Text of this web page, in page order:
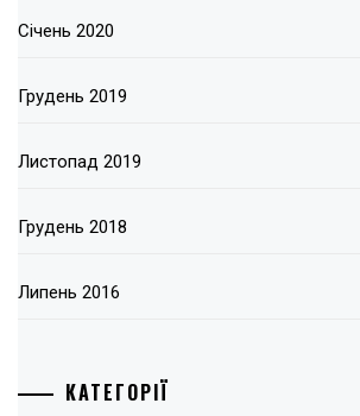
Січень 2020
Грудень 2019
Листопад 2019
Грудень 2018
Липень 2016
КАТЕГОРІЇ